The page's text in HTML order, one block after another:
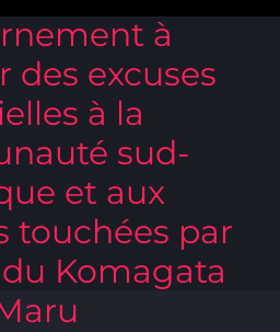
à
des excuses
à la
sud-
et aux
touchées par
Komagata